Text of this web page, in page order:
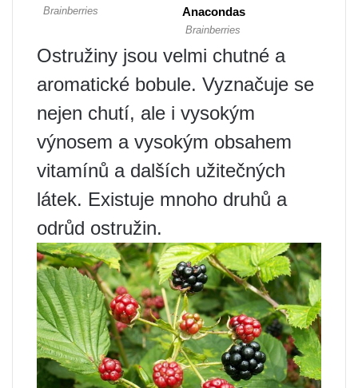
Ostružiny jsou velmi chutné a
aromatické bobule. Vyznačuje se
nejen chutí, ale i vysokým
výnosem a vysokým obsahem
vitamínů a dalších užitečných
látek. Existuje mnoho druhů a
odrůd ostružin.